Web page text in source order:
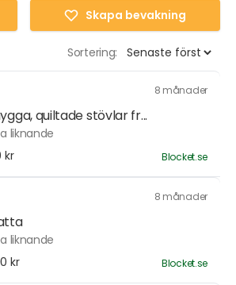
Skapa bevakning
Sortering:
8 månader
quiltade stövlar fr...
liknande
kr
Blocket.se
8 månader
liknande
kr
Blocket.se